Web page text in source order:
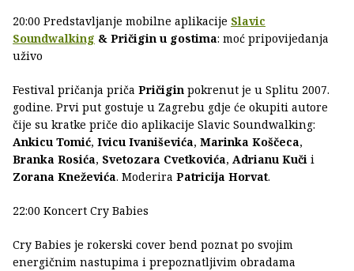
20:00 Predstavljanje mobilne aplikacije Slavic
Soundwalking & Pričigin u gostima: moć pripovijedanja
uživo
Festival pričanja priča Pričigin pokrenut je u Splitu 2007.
godine. Prvi put gostuje u Zagrebu gdje će okupiti autore
čije su kratke priče dio aplikacije Slavic Soundwalking:
Ankicu Tomić, Ivicu Ivaniševića, Marinka Koščeca,
Branka Rosića, Svetozara Cvetkovića, Adrianu Kuči i
Zorana Kneževića. Moderira Patricija Horvat.
22:00 Koncert Cry Babies
Cry Babies je rokerski cover bend poznat po svojim
energičnim nastupima i prepoznatljivim obradama